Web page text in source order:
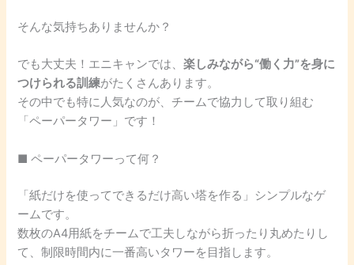
そんな気持ちありませんか？
でも大丈夫！エニキャンでは、楽しみながら“働く力”を身に
つけられる訓練がたくさんあります。
その中でも特に人気なのが、チームで協力して取り組む
「ペーパータワー」です！
■ ペーパータワーって何？
「紙だけを使ってできるだけ高い塔を作る」シンプルなゲ
ームです。
数枚のA4用紙をチームで工夫しながら折ったり丸めたりし
て、制限時間内に一番高いタワーを目指します。